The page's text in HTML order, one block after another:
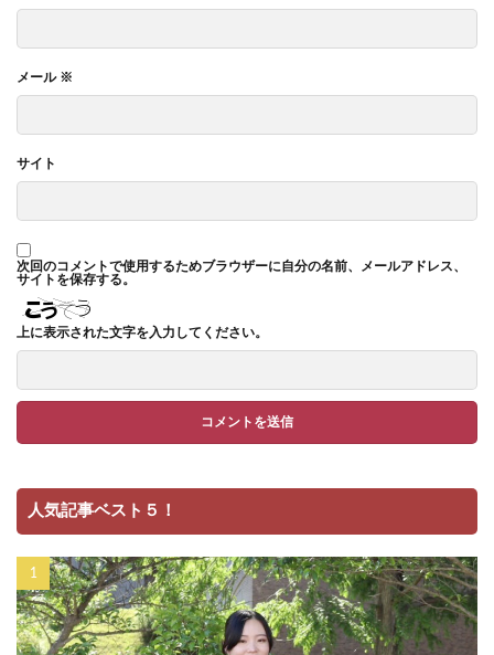
メール ※
サイト
次回のコメントで使用するためブラウザーに自分の名前、メールアドレス、
サイトを保存する。
上に表示された文字を入力してください。
人気記事ベスト５！